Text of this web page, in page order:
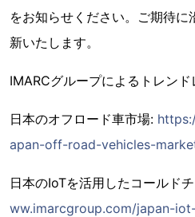
をお知らせください。ご期待
新いたします。
IMARCグループによるトレンド
日本のオフロード車市場:
apan-off-road-vehicles-
日本のIoTを活用したコールド
ww.imarcgroup.com/japan-